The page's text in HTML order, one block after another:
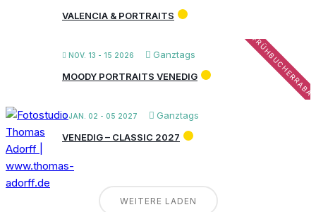
VALENCIA & PORTRAITS
NOV. 13 - 15 2026 Ganztags
MOODY PORTRAITS VENEDIG
JAN. 02 - 05 2027
Ganztags
VENEDIG – CLASSIC 2027
WEITERE LADEN